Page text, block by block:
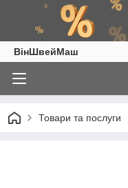
ВінШвейМаш
Товари та послуги